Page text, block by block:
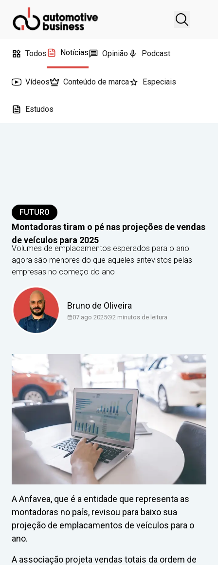
Todos Notícias Opinião Podcast
Vídeos Conteúdo de marca Especiais
Estudos
FUTURO
Montadoras tiram o pé nas projeções de vendas
de veículos para 2025
Volumes de emplacamentos esperados para o ano
agora são menores do que aqueles antevistos pelas
empresas no começo do ano
Bruno de Oliveira
07 ago 2025 2 minutos de leitura
A Anfavea, que é a entidade que representa as
montadoras no país, revisou para baixo sua
projeção de emplacamentos de veículos para o
ano.
A associação projeta vendas totais da ordem de